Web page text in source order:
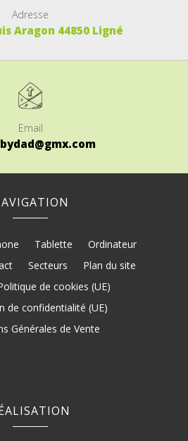
Adresse
Aragon 44850 Ligné
Email
Tablette
Ordinateur
Secteurs
Plan du site
de cookies (UE)
de confidentialité (UE)
Générales de Vente